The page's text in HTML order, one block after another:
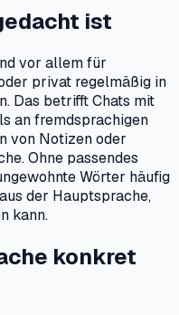
ist
vor allem für
privat regelmäßig in
Das betrifft Chats mit
an fremdsprachigen
von Notizen oder
Ohne passendes
Wörter häufig
der Hauptsprache,
kann.
konkret